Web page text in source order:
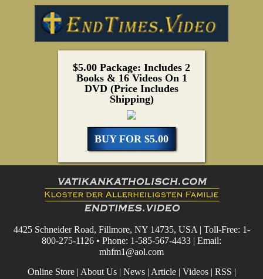
$5.00 Package: Includes 2
Books & 16 Videos On 1
DVD (Price Includes
Shipping)
BUY FOR $5.00
4425 Schneider Road, Fillmore, NY 14735, USA | Toll-Free: 1-
800-275-1126 • Phone: 1-585-567-4433 | Email:
mhfm1@aol.com
Online Store| About Us| News| Article| Videos| RSS |